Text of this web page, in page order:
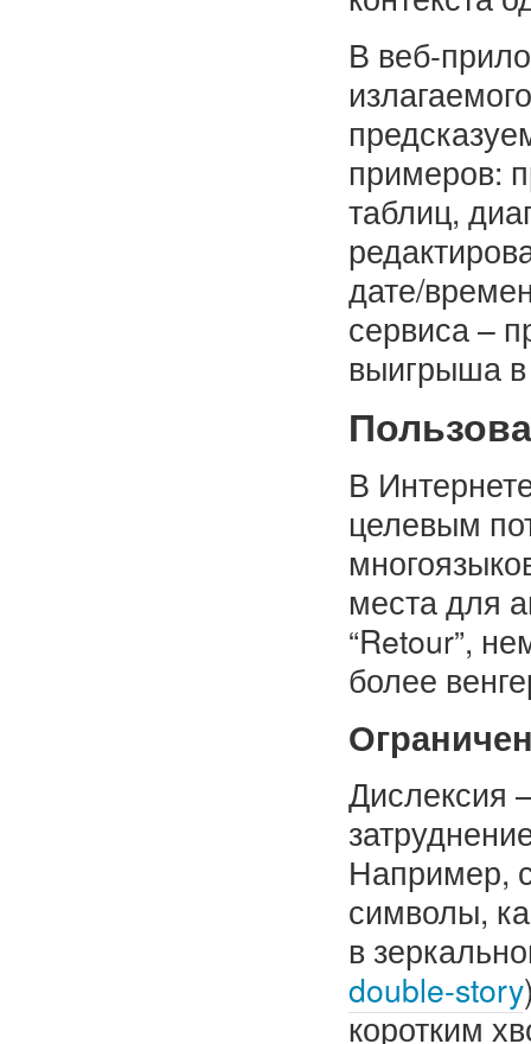
В веб-
примеров:
таблиц,
дате/
сервиса –
выигрыша
В
целевым
места для
“Retour”,
более
Дислексия
Например,
символы,
в
double-story
коротким